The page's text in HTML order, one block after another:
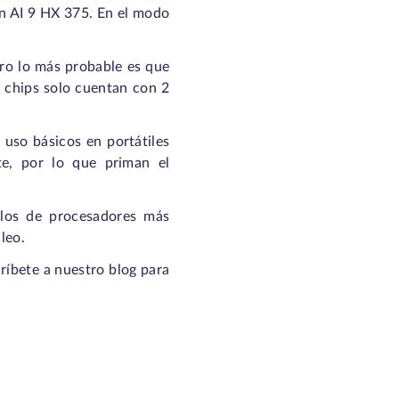
AI 9 HX 375. En el modo
lo más probable es que
solo cuentan con 2
uso básicos en portátiles
por lo que priman el
de procesadores más
a nuestro blog para